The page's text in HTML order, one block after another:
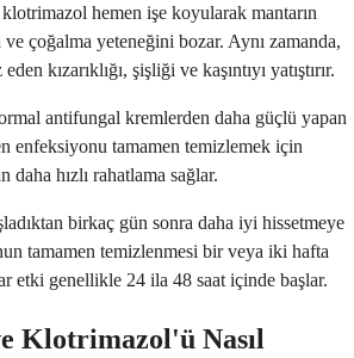
hemen işe koyularak mantarın
çoğalma yeteneğini bozar. Aynı zamanda,
kızarıklığı, şişliği ve kaşıntıyı yatıştırır.
antifungal kremlerden daha güçlü yapan
enfeksiyonu tamamen temizlemek için
daha hızlı rahatlama sağlar.
birkaç gün sonra daha iyi hissetmeye
tamamen temizlenmesi bir veya iki hafta
etki genellikle 24 ila 48 saat içinde başlar.
Klotrimazol'ü Nasıl